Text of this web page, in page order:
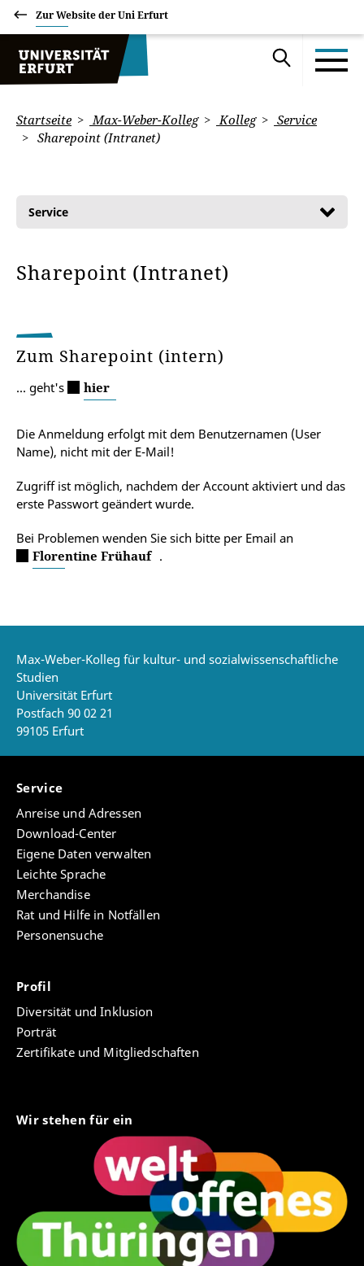
Zur Website der Uni Erfurt
Startseite Max-Weber-Kolleg Kolleg
Service
Sharepoint (Intranet)
Service
Sharepoint (Intranet)
Zum Sharepoint (intern)
... geht's hier
Die Anmeldung erfolgt mit dem Benutzernamen (User
Name), nicht mit der E-Mail!
Zugriff ist möglich, nachdem der Account aktiviert und das
erste Passwort geändert wurde.
Bei Problemen wenden Sie sich bitte per Email an
Florentine Frühauf .
Max-Weber-Kolleg für kultur- und sozialwissenschaftliche
Studien
Universität Erfurt
Postfach 90 02 21
99105 Erfurt
Service
Anreise und Adressen
Download-Center
Eigene Daten verwalten
Leichte Sprache
Merchandise
Rat und Hilfe in Notfällen
Personensuche
Profil
Diversität und Inklusion
Porträt
Zertifikate und Mitgliedschaften
Wir stehen für ein